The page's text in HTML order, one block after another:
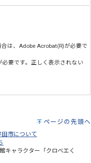
合は、Adobe Acrobat(R)が必要で
必要です。正しく表示されない
ページの先頭へ
田市について
キャラクター「クロベエく